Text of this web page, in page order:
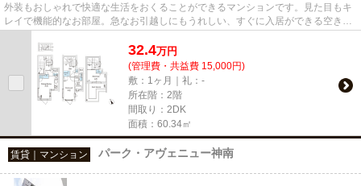
外装もおしゃれで快適な生活をおくることができるマンションです。見た目もキ
レイで機能的なお部屋。急なお引越しにもうれしい、すぐに入居ができる空き部
屋となっております。AGRATIO...
32.4万円
(管理費・共益費 15,000円)
敷：1ヶ月｜礼：-
所在階：2階
間取り：2DK
面積：60.34㎡
賃貸｜マンション パーク・アヴェニュー神南